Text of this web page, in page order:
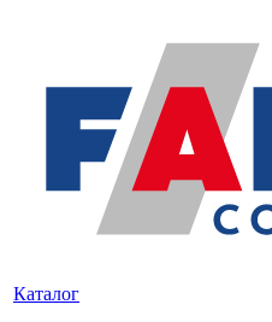
Каталог